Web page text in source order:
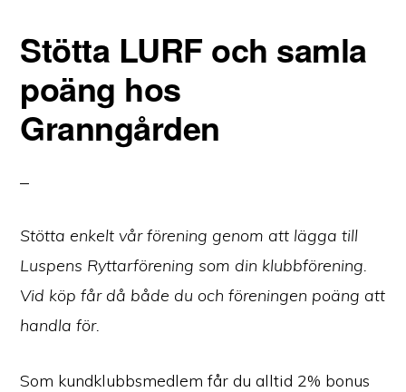
Västerbotten
Stötta LURF och samla
poäng hos
Granngården
Stötta enkelt vår förening genom att lägga till
Luspens Ryttarförening som din klubbförening.
Vid köp får då både du och föreningen poäng att
handla för.
Som kundklubbsmedlem får du alltid 2% bonus